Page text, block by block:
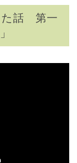
た話 第一